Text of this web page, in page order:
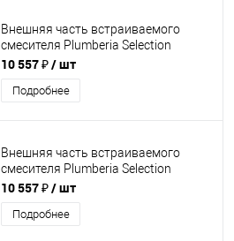
Внешняя часть встраиваемого
смесителя Plumberia Selection
XO1111NO
10 557 ₽/ шт
Подробнее
Внешняя часть встраиваемого
смесителя Plumberia Selection
XO1111BO
10 557 ₽/ шт
Подробнее